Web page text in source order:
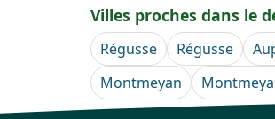
Villes proches dans le
Régusse Régusse
Montmeyan